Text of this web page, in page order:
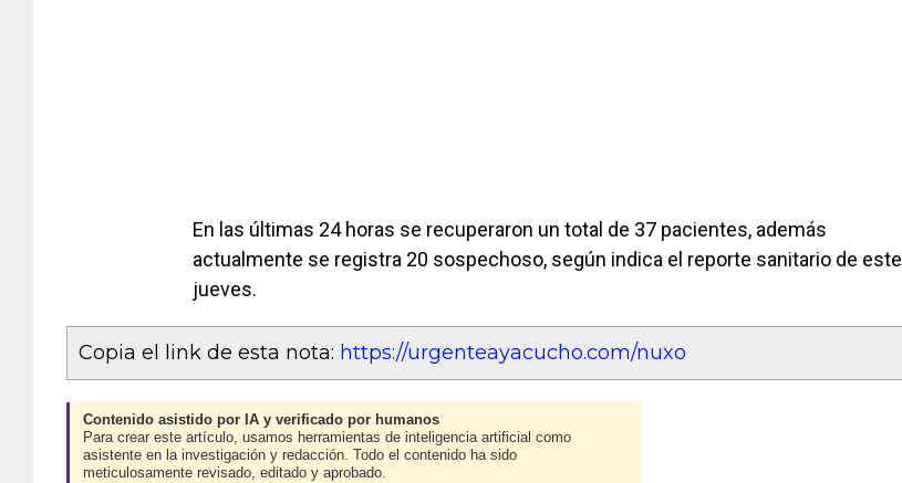
En las últimas 24 horas se recuperaron un total de 37 pacientes, además
actualmente se registra 20 sospechoso, según indica el reporte sanitario de este
jueves.
Copia el link de esta nota: https://urgenteayacucho.com/nuxo
Contenido asistido por IA y verificado por humanos
Para crear este artículo, usamos herramientas de inteligencia artificial como
asistente en la investigación y redacción. Todo el contenido ha sido
meticulosamente revisado, editado y aprobado.